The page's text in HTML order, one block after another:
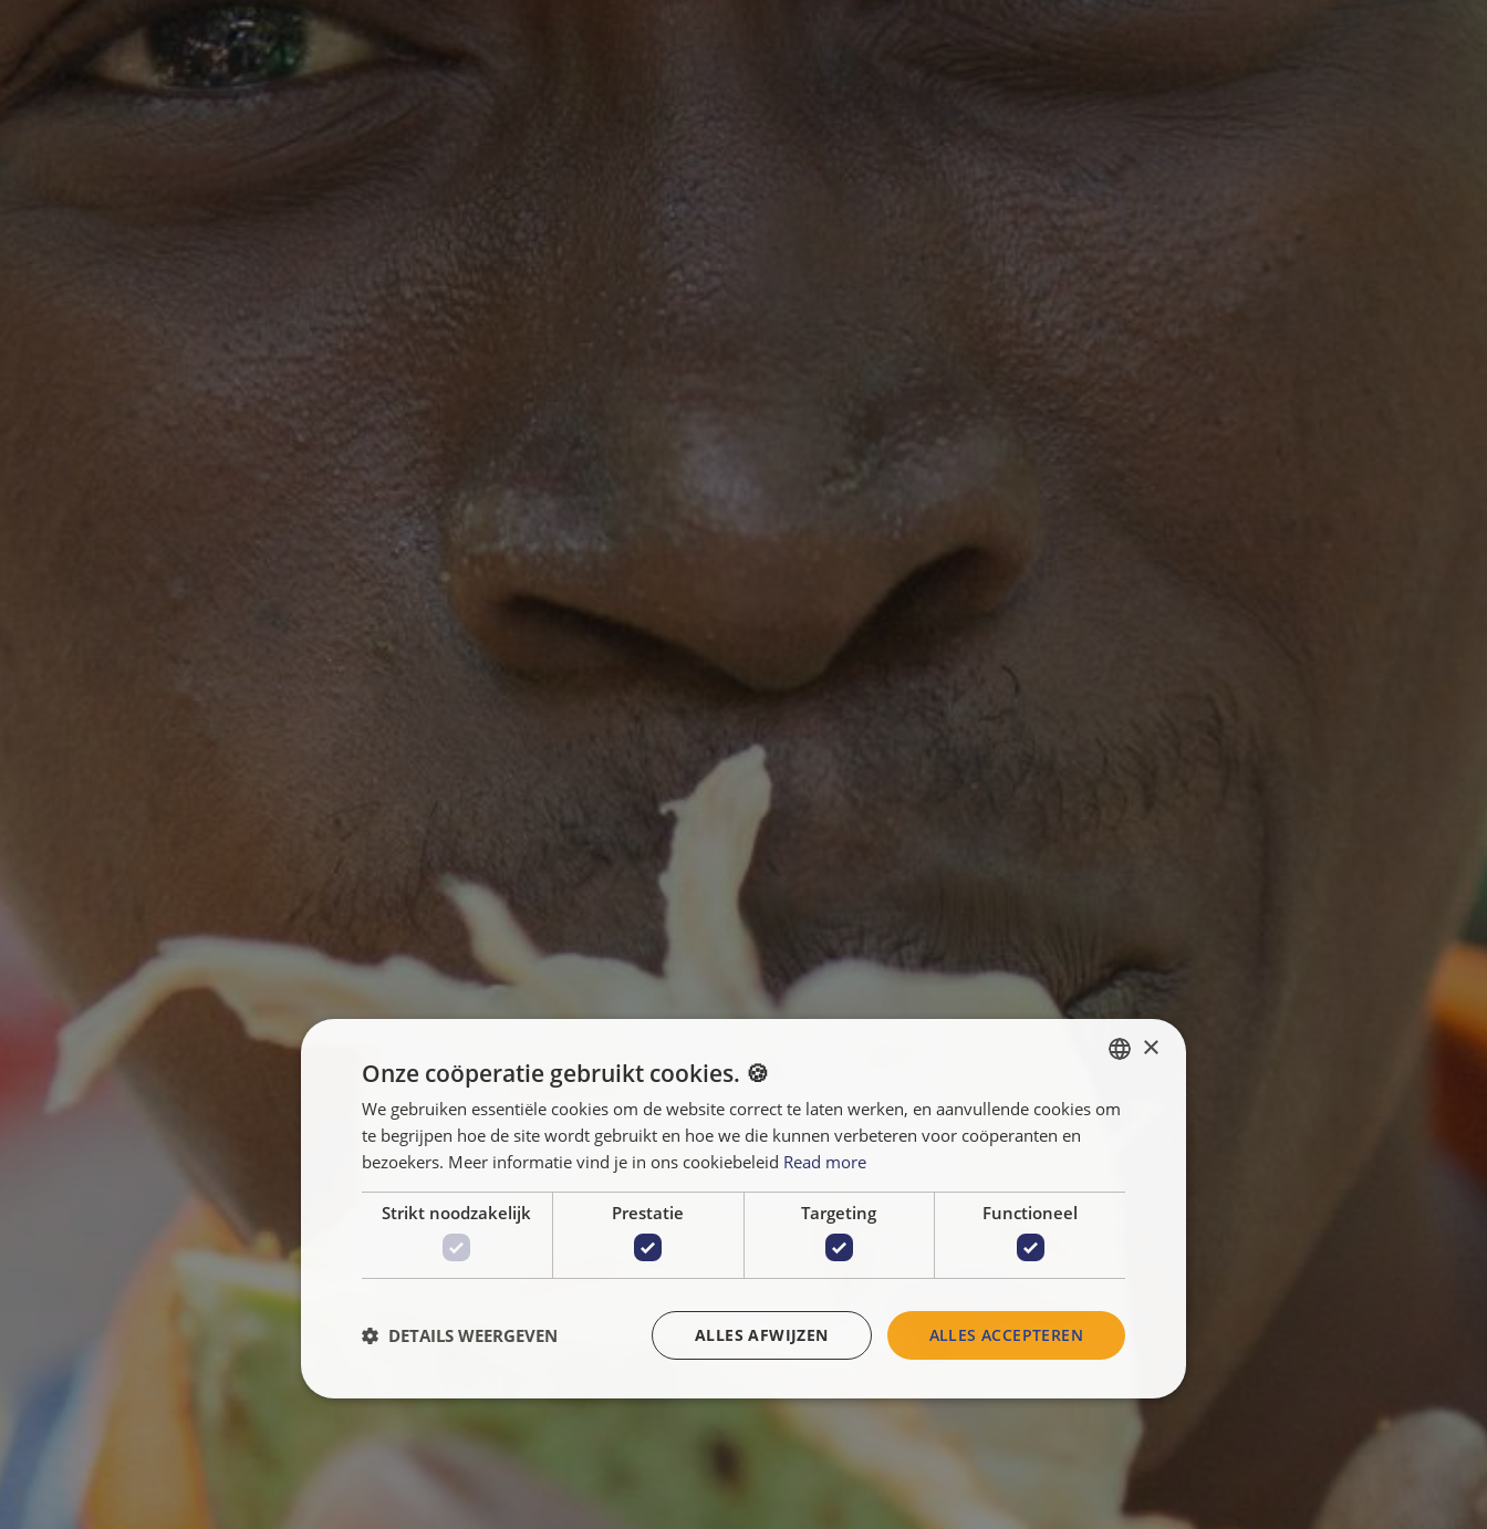
ENGLISH
FRANÇAIS
×
Onze coöperatie gebruikt cookies. 🍪
We gebruiken essentiële cookies om de website correct te laten werken, en aanvullende cookies om
te begrijpen hoe de site wordt gebruikt en hoe we die kunnen verbeteren voor coöperanten en
bezoekers. Meer informatie vind je in ons cookiebeleid Read more
Strikt noodzakelijk Prestatie Targeting Functioneel
ALLES ACCEPTEREN
ALLES AFWIJZEN
DETAILS WEERGEVEN